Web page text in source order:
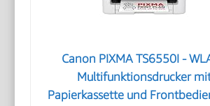
Canon PIXMA TS6550I -
Multifunktionsdrucker
Papierkassette und